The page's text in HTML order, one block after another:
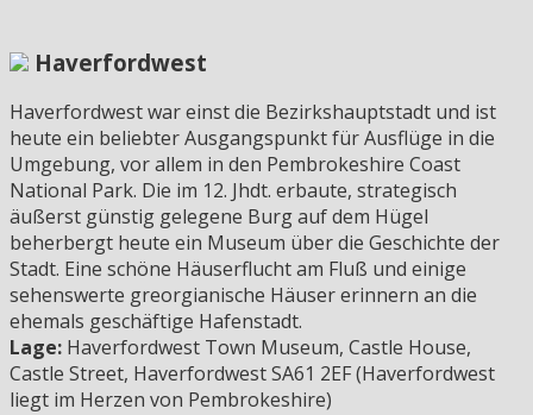
Haverfordwest
Haverfordwest war einst die Bezirkshauptstadt und ist
heute ein beliebter Ausgangspunkt für Ausflüge in die
Umgebung, vor allem in den Pembrokeshire Coast
National Park. Die im 12. Jhdt. erbaute, strategisch
äußerst günstig gelegene Burg auf dem Hügel
beherbergt heute ein Museum über die Geschichte der
Stadt. Eine schöne Häuserflucht am Fluß und einige
sehenswerte greorgianische Häuser erinnern an die
ehemals geschäftige Hafenstadt.
Lage: Haverfordwest Town Museum, Castle House,
Castle Street, Haverfordwest SA61 2EF (Haverfordwest
liegt im Herzen von Pembrokeshire)